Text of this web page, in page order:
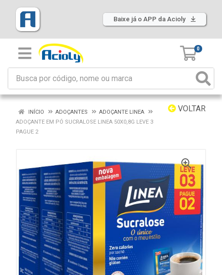
Baixe já o APP da Acioly
0
VOLTAR
INÍCIO ADOÇANTES
ADOÇANTE LINEA
ADOÇANTE EM PÓ SUCRALOSE LINEA 50X0,8G LEVE 3
PAGUE 2